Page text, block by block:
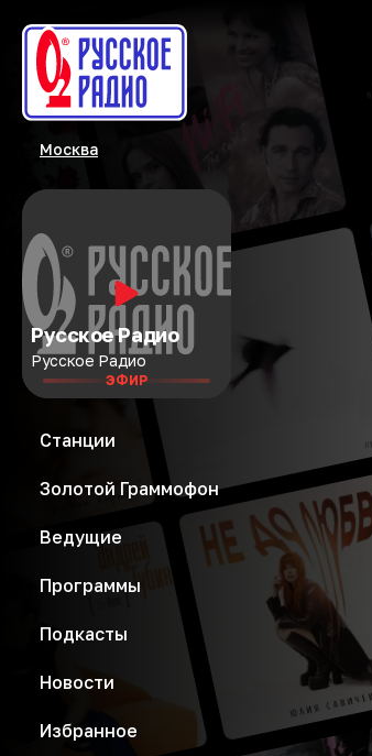
Москва
Русское Радио
Русское Радио
ЭФИР
Станции
Золотой Граммофон
Ведущие
Программы
Подкасты
Новости
Избранное